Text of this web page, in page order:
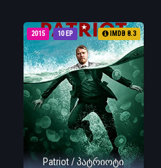
10 EP
2015 IMDB 8.3
Patriot / პატრიოტი